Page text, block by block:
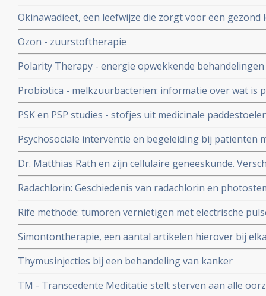
Okinawadieet, een leefwijze die zorgt voor een gezond
Ozon - zuurstoftherapie
Polarity Therapy - energie opwekkende
door bestraling bij borstkankerpatienten
Probiotica - melkzuurbacterien: informatie over wat is
probiotica bij o.a. darmkanker en ziekte van Crohn
PSK en PSP studies - stofjes uit medicinale
uitgevoerd zijn bij kankerpatiënten bij elkaar gezet.
significant betere resultaten geven voor de PSK en
Psychosociale interventie en begeleiding bij patienten
belangrijke artikelen
Dr. Matthias Rath en zijn cellulaire geneeskunde.
dat combinatie van voedingsupplementen met o.a.
proline de groei van kanker sterk kan remmen met
Radachlorin: Geschiedenis van radachlorin en
middelen die gebruikt worden als niet-toxische
behandeling.
Rife methode: tumoren vernietigen met electrische
Simontontherapie, een aantal artikelen hierover bij
van Simontoncancercenter in Nederland
Thymusinjecties bij een behandeling van kanker
TM - Transcedente Meditatie stelt sterven aan alle